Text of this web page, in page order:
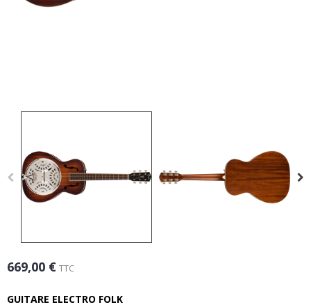
669,00 € TTC
GUITARE ELECTRO FOLK